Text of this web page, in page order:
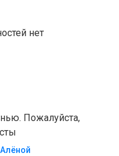
нет
Пожалуйста,